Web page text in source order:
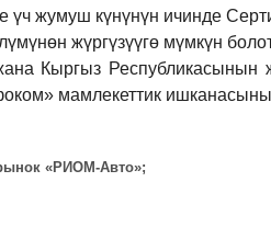
үч жумуш күнүнүн ичинде
жүргүзүүгө мүмкүн
Кыргыз
мамлекеттик
«РИОМ-Авто»;